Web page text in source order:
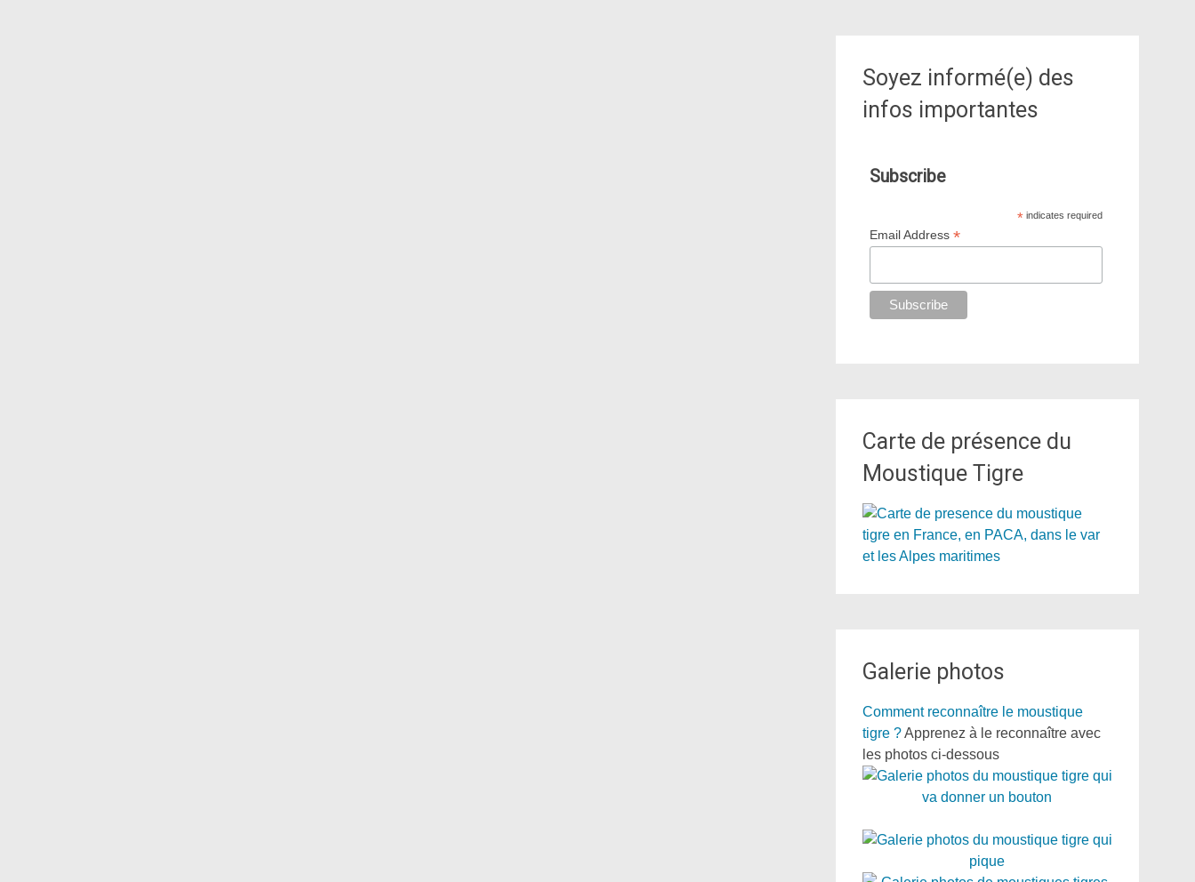
Soyez informé(e) des
infos importantes
Subscribe
* indicates required
Email Address*
Carte de présence du
Moustique Tigre
Galerie photos
Comment reconnaître le moustique
tigre ?Apprenez à le reconnaître avec
les photos ci-dessous